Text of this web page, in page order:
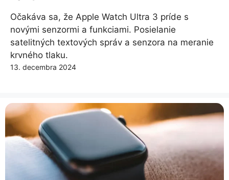
Očakáva sa, že Apple Watch Ultra 3 príde s
novými senzormi a funkciami. Posielanie
satelitných textových správ a senzora na meranie
krvného tlaku.
13. decembra 2024